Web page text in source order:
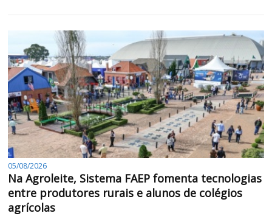
05/08/2026
Na Agroleite, Sistema FAEP fomenta tecnologias
entre produtores rurais e alunos de colégios
agrícolas